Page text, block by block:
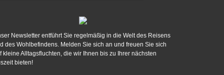
Newsletter entführt Sie regelmäßig in die Welt des Reisens
des Wohlbefindens. Melden Sie sich an und freuen Sie sich
kleine Alltagsfluchten, die wir Ihnen bis zu Ihrer nächsten
bieten!